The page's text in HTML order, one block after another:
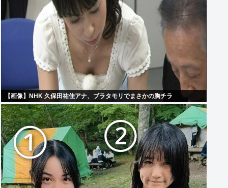
【画像】NHK 久保田祐佳アナ、ブラタモリでまさかの胸チラ